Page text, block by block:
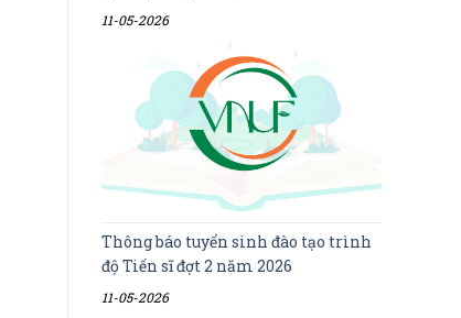
11-05-2026
Thông báo tuyển sinh đào tạo trình
độ Tiến sĩ đợt 2 năm 2026
11-05-2026